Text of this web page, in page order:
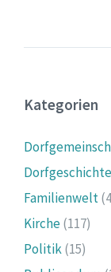
Kategorien
Familienwelt
Kirche(117)
Politik(15)